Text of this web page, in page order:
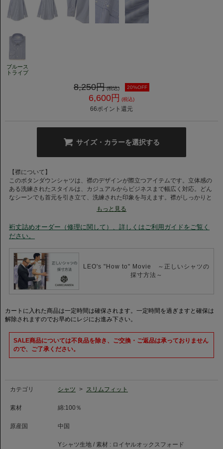
ブルース
トライプ
8,250円 (税込) 20%OFF
6,600円 (税込)
66ポイント還元
サイズ・カラーを選択する
【襟について】
このボタンダウンシャツは、襟のデザインが際立つアイテムです。立体感の
ある洗練されたスタイルは、カジュアルからビジネスまで幅広く対応。どん
なシーンでも首元を引き立て、洗練された印象を与えます。襟がしっかりと
固定されることで、スタイリングの崩れを防ぎ、安心感を与えます。
【素材について】
120番手の細番手糸を使用したロイヤルオックスフォード素材は、通常のも
のよりもきめ細かく、しなやかな色艶を誇ります。コンパクト糸を採用する
ことで、毛羽が少なく滑らかな触感が実現。適度なハリ感と優れた通気性に
より、春夏だけでなく秋冬も快適に着ることができます。
【利用シーン/コーディネートについて】
このシャツは、ビジネスシーンにふさわしいだけでなく、カジュアルな場面
でも活躍します。仕立ての良いダークスーツに合わせてフォーマル感を演出
ことも可能。どんなスタイルにも簡単に組み合わせられ、季節を問わず手放
せない一着です。
もっと見る
裄丈詰めオーダー（修理に関して）、詳しくはご利用ガイドをご覧く
ださい。
LEO's "How to" Movie ～正しいシャツの
採寸方法～
カートに入れた商品は一定時間は確保されます。一定時間を過ぎますと確保は
解除されますのでお早めにレジにお進み下さい。
SALE商品については不良品を除き、ご交換・ご返品は承っておりません
ので、ご了承ください。
カテゴリ シャツ > スリムフィット
素材 綿:100％
原産国 中国
Yシャツ生地 / 素材 : ロイヤルオックスフォード